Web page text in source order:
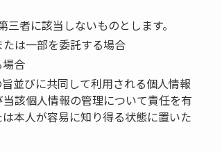
者に該当しないものとします。
は一部を委託する場合
合
並びに共同して利用される個人情報
該個人情報の管理について責任を有
本人が容易に知り得る状態に置いた